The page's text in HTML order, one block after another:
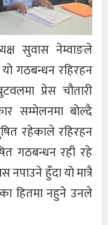
सुवास नेम्वाङले
गठबन्धन रहिरहन
प्रेस चौतारी
सम्मेलनमा बोल्दै
रहेकाले रहिरहन
गठबन्धन रही रहे
हुँदा यो मात्रै
हितमा नहुने उनले